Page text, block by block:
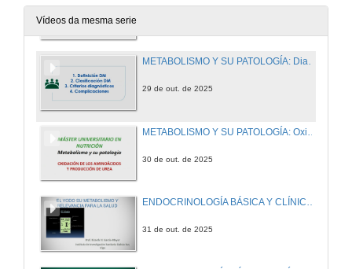
Vídeos da mesma serie
METABOLISMO Y SU PATOLOGÍA: Diabetes mellitus y Educación diabetológica
29 de out. de 2025
30 de out. de 2025
ENDOCRINOLOGÍA BÁSICA Y CLÍNICA: Fisiología tiroidea. Ingesta y metabolismo del yodo. Hipotiroidismo
31 de out. de 2025